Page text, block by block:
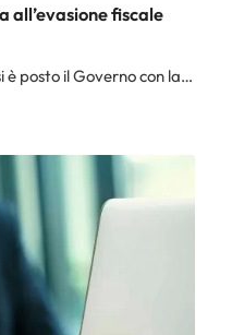
all’evasione fiscale
è posto il Governo con la…